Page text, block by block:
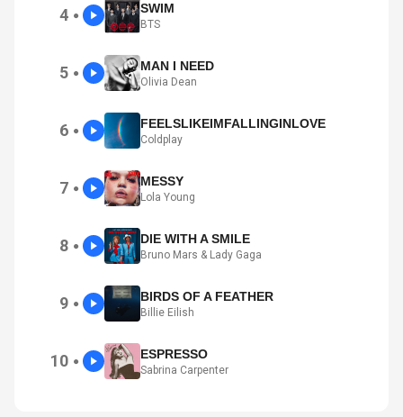
4 ● SWIM
BTS
5 ● MAN I NEED
Olivia Dean
6 ● FEELSLIKEIMFALLINGINLOVE
Coldplay
7 ● MESSY
Lola Young
8 ● DIE WITH A SMILE
Bruno Mars & Lady Gaga
9 ● BIRDS OF A FEATHER
Billie Eilish
10 ● ESPRESSO
Sabrina Carpenter